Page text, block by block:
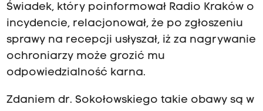
Świadek, który poinformował Radio Kraków o
incydencie, relacjonował, że po zgłoszeniu
sprawy na recepcji usłyszał, iż za nagrywanie
ochroniarzy może grozić mu
odpowiedzialność karna.
Zdaniem dr. Sokołowskiego takie obawy są w